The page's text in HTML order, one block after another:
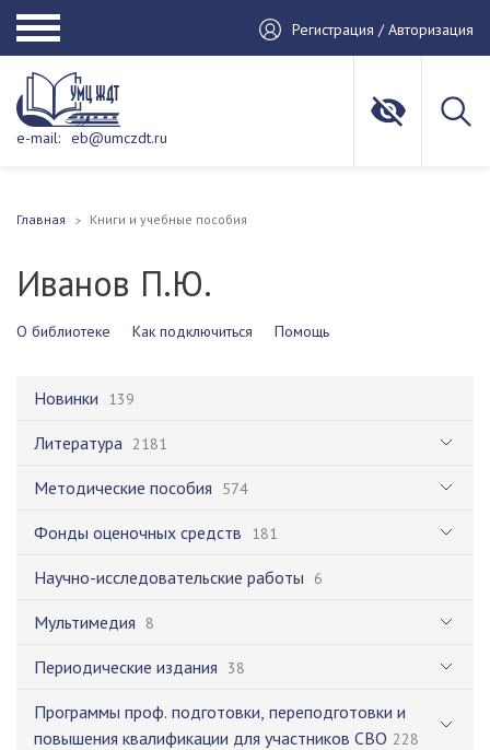
Регистрация / Авторизация
e-mail: eb@umczdt.ru
Главная Книги и учебные пособия
Иванов П.Ю.
О библиотеке Как подключиться Помощь
Новинки 139
Литература 2181
Методические пособия 574
Фонды оценочных средств 181
Научно-исследовательские работы 6
Мультимедия 8
Периодические издания 38
Программы проф. подготовки, переподготовки и
повышения квалификации для участников СВО 228